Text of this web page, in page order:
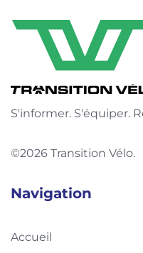
S'informer. S'équiper.
©2026 Transition Vélo.
Navigation
Accueil